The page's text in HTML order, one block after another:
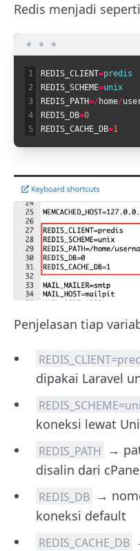
Redis menjadi
1
2
3
4
5
REDIS_CLIENT=predis
REDIS_SCHEME=unix
REDIS_PATH=/ home/
REDIS_DB=0
REDIS_CACHE_DB=1
Penjelasan tiap
dipakai Laravel
koneksi lewat
REDIS_PATH →
disalin dari
REDIS_DB →
koneksi default
REDIS_CACHE_DB